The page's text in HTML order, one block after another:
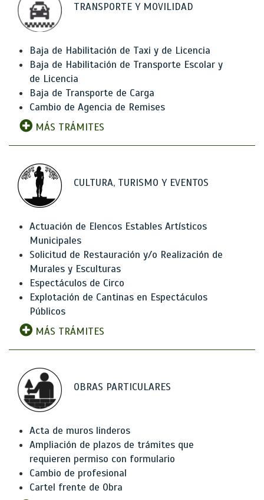
TRANSPORTE Y MOVILIDAD
Baja de Habilitación de Taxi y de Licencia
Baja de Habilitación de Transporte Escolar y
de Licencia
Baja de Transporte de Carga
Cambio de Agencia de Remises
MÁS TRÁMITES
CULTURA, TURISMO Y EVENTOS
Actuación de Elencos Estables Artísticos
Municipales
Solicitud de Restauración y/o Realización de
Murales y Esculturas
Espectáculos de Circo
Explotación de Cantinas en Espectáculos
Públicos
MÁS TRÁMITES
OBRAS PARTICULARES
Acta de muros linderos
Ampliación de plazos de trámites que
requieren permiso con formulario
Cambio de profesional
Cartel frente de Obra